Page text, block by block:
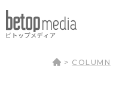
> COLUMN